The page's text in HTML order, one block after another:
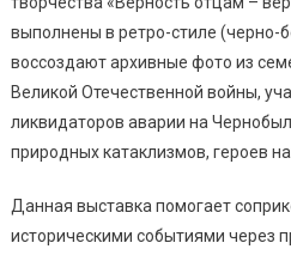
выполнены в ретро-стиле (черно-
воссоздают архивные фото из
Великой Отечественной войны,
ликвидаторов аварии на
природных катаклизмов, героев
Данная выставка помогает
историческими событиями через